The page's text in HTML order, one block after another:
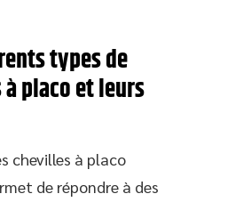
types de
placo et leurs
chevilles à placo
de répondre à des